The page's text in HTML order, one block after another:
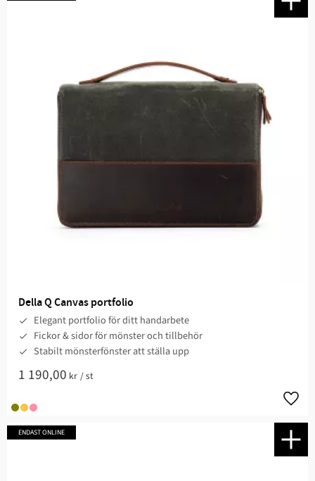
Della Q Canvas portfolio
Elegant portfolio för ditt handarbete
Fickor & sidor för mönster och tillbehör
Stabilt mönsterfönster att ställa upp
1 190,00 kr /st
ENDAST ONLINE